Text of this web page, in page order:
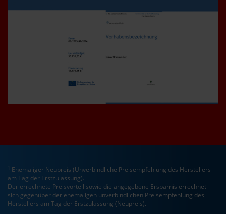
1 Ehemaliger Neupreis (Unverbindliche Preisempfehlung des Herstellers
am Tag der Erstzulassung).
Der errechnete Preisvorteil sowie die angegebene Ersparnis errechnet
sich gegenüber der ehemaligen unverbindlichen Preisempfehlung des
Herstellers am Tag der Erstzulassung (Neupreis).